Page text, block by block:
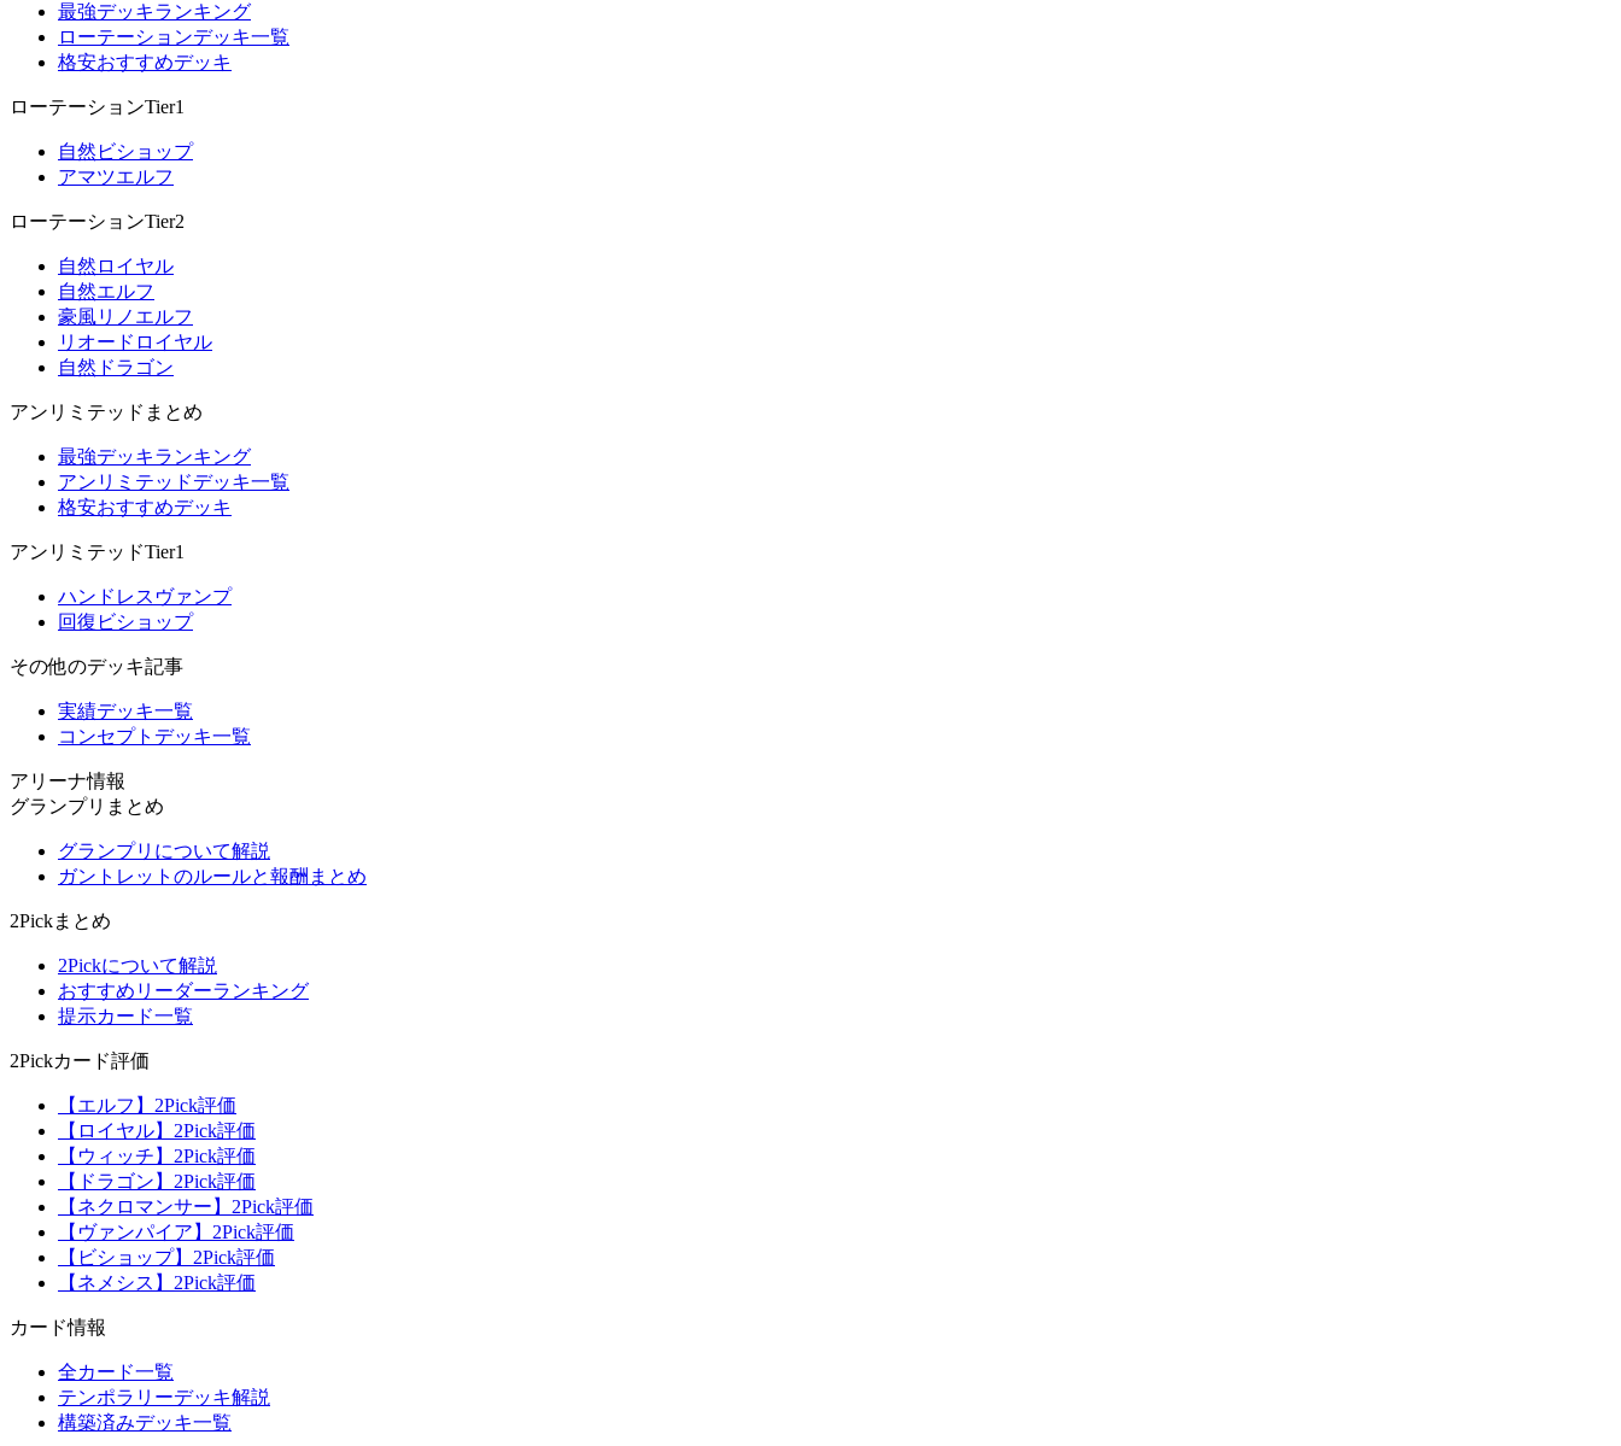
最強デッキランキング
ローテーションデッキ一覧
格安おすすめデッキ
ローテーションTier1
自然ビショップ
アマツエルフ
ローテーションTier2
自然ロイヤル
自然エルフ
豪風リノエルフ
リオードロイヤル
自然ドラゴン
アンリミテッドまとめ
最強デッキランキング
アンリミテッドデッキ一覧
格安おすすめデッキ
アンリミテッドTier1
ハンドレスヴァンプ
回復ビショップ
その他のデッキ記事
実績デッキ一覧
コンセプトデッキ一覧
アリーナ情報
グランプリまとめ
グランプリについて解説
ガントレットのルールと報酬まとめ
2Pickまとめ
2Pickについて解説
おすすめリーダーランキング
提示カード一覧
2Pickカード評価
【エルフ】2Pick評価
【ロイヤル】2Pick評価
【ウィッチ】2Pick評価
【ドラゴン】2Pick評価
【ネクロマンサー】2Pick評価
【ヴァンパイア】2Pick評価
【ビショップ】2Pick評価
【ネメシス】2Pick評価
カード情報
全カード一覧
テンポラリーデッキ解説
構築済みデッキ一覧